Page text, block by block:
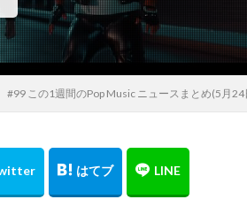
#99 この1週間のPop Music ニュースまとめ(5月
検索